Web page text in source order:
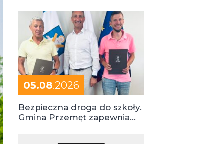
05.08.2026
Bezpieczna droga do szkoły.
Gmina Przemęt zapewnia